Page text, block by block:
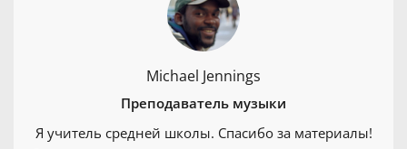
Michael Jennings
Преподаватель музыки
Я учитель средней школы. Спасибо за материалы!